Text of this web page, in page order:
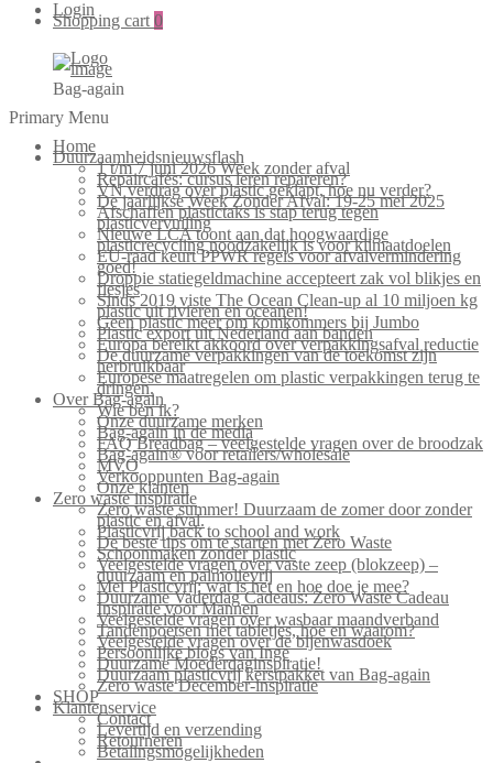
Login
Shopping cart 0
Bag-again
Primary Menu
Home
Duurzaamheidsnieuwsflash
1 t/m 7 juni 2026 Week zonder afval
Repaircafés: cursus leren repareren?
VN verdrag over plastic geklapt, hoe nu verder?
De jaarlijkse Week Zonder Afval: 19-25 mei 2025
Afschaffen plastictaks is stap terug tegen
plasticvervuiling
Nieuwe LCA toont aan dat hoogwaardige
plasticrecycling noodzakelijk is voor klimaatdoelen
EU-raad keurt PPWR regels voor afvalvermindering
goed!
Droppie statiegeldmachine accepteert zak vol blikjes en
flesjes
Sinds 2019 viste The Ocean Clean-up al 10 miljoen kg
plastic uit rivieren en oceanen!
Geen plastic meer om komkommers bij Jumbo
Plastic export uit Nederland aan banden
Europa bereikt akkoord over verpakkingsafval reductie
De duurzame verpakkingen van de toekomst zijn
herbruikbaar
Europese maatregelen om plastic verpakkingen terug te
dringen.
Over Bag-again
Wie ben ik?
Onze duurzame merken
Bag-again in de media
FAQ Breadbag – veelgestelde vragen over de broodzak
Bag-again® voor retailers/wholesale
MVO
Verkooppunten Bag-again
Onze klanten
Zero waste inspiratie
Zero waste summer! Duurzaam de zomer door zonder
plastic en afval.
Plasticvrij back to school and work
De beste tips om te starten met Zero Waste
Schoonmaken zonder plastic
Veelgestelde vragen over vaste zeep (blokzeep) –
duurzaam en palmolievrij
Mei Plasticvrij: wat is het en hoe doe je mee?
Duurzame Vaderdag Cadeaus: Zero Waste Cadeau
Inspiratie voor Mannen
Veelgestelde vragen over wasbaar maandverband
Tandenpoetsen met tabletjes, hoe en waarom?
Veelgestelde vragen over de bijenwasdoek
Persoonlijke blogs van Inge
Duurzame Moederdaginspiratie!
Duurzaam plasticvrij kerstpakket van Bag-again
Zero waste December-inspiratie
SHOP
Klantenservice
Contact
Levertijd en verzending
Retourneren
Betalingsmogelijkheden